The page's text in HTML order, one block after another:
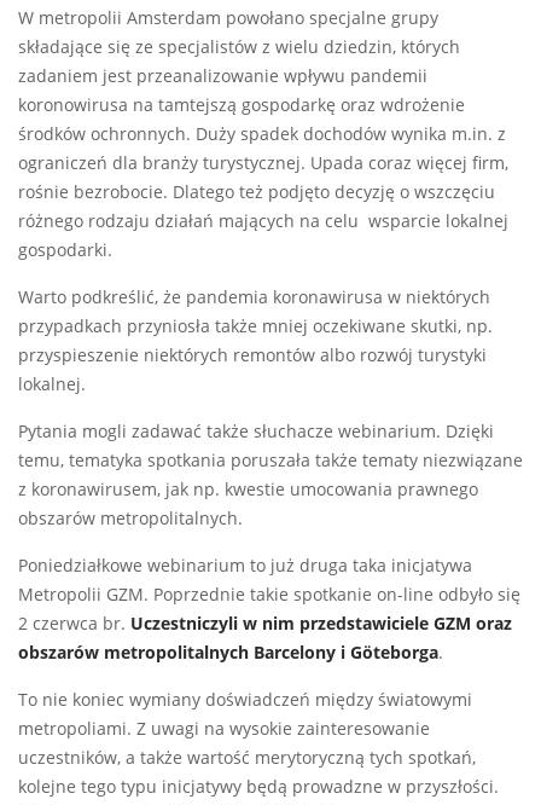
W metropolii Amsterdam powołano specjalne grupy
składające się ze specjalistów z wielu dziedzin, których
zadaniem jest przeanalizowanie wpływu pandemii
koronowirusa na tamtejszą gospodarkę oraz wdrożenie
środków ochronnych. Duży spadek dochodów wynika m.in. z
ograniczeń dla branży turystycznej. Upada coraz więcej firm,
rośnie bezrobocie. Dlatego też podjęto decyzję o wszczęciu
różnego rodzaju działań mających na celu wsparcie lokalnej
gospodarki.
Warto podkreślić, że pandemia koronawirusa w niektórych
przypadkach przyniosła także mniej oczekiwane skutki, np.
przyspieszenie niektórych remontów albo rozwój turystyki
lokalnej.
Pytania mogli zadawać także słuchacze webinarium. Dzięki
temu, tematyka spotkania poruszała także tematy niezwiązane
z koronawirusem, jak np. kwestie umocowania prawnego
obszarów metropolitalnych.
Poniedziałkowe webinarium to już druga taka inicjatywa
Metropolii GZM. Poprzednie takie spotkanie on-line odbyło się
2 czerwca br. Uczestniczyli w nim przedstawiciele GZM oraz
obszarów metropolitalnych Barcelony i Göteborga.
To nie koniec wymiany doświadczeń między światowymi
metropoliami. Z uwagi na wysokie zainteresowanie
uczestników, a także wartość merytoryczną tych spotkań,
kolejne tego typu inicjatywy będą prowadzne w przyszłości.